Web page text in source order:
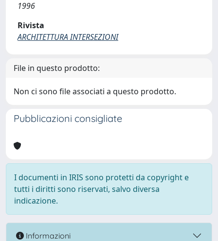
1996
Rivista
ARCHITETTURA INTERSEZIONI
File in questo prodotto:
Non ci sono file associati a questo prodotto.
Pubblicazioni consigliate
I documenti in IRIS sono protetti da copyright e
tutti i diritti sono riservati, salvo diversa
indicazione.
Informazioni